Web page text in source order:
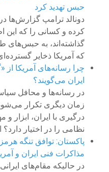
حبس تهدید کرد
دونالد ترامپ گزارش‌ها
کرده و کسانی را که این
گذاشته‌اند، به حبس‌های
که آمریکا ذخایر
چرا رسانه‌های آمریکا از
ایران می‌گویند؟
در رسانه‌ها و محافل
زمان دیگری تکرار
درگیری با ایران، ابزار
نظامی را در اختیار
پاکستان: توافق تنگه
مذاکرات فنی ایران و
در حالیکه مقام‌های